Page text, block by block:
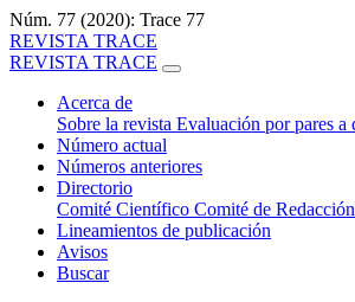
Núm. 77 (2020): Trace 77
REVISTA TRACE
REVISTA TRACE
Acerca de
Sobre la revista Evaluación por pares a
Número actual
Números anteriores
Directorio
Comité Científico Comité de Redacción
Lineamientos de publicación
Avisos
Buscar